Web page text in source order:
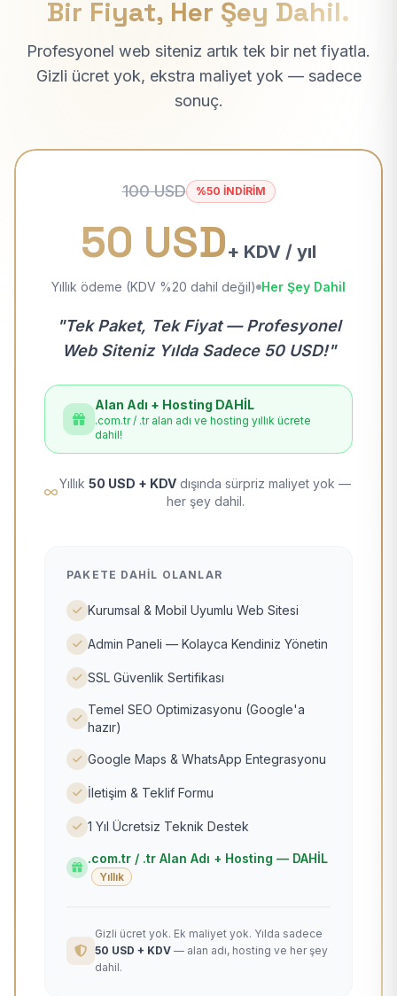
Bir Fiyat, Her Şey Dahil.
Profesyonel web siteniz artık tek bir net fiyatla.
Gizli ücret yok, ekstra maliyet yok — sadece
sonuç.
100 USD %50 İNDİRİM
50 USD+ KDV / yıl
Yıllık ödeme (KDV %20 dahil değil) Her Şey Dahil
"Tek Paket, Tek Fiyat — Profesyonel
Web Siteniz Yılda Sadece 50 USD!"
Alan Adı + Hosting DAHİL
.com.tr / .tr alan adı ve hosting yıllık ücrete
dahil!
Yıllık 50 USD + KDV dışında sürpriz maliyet yok —
her şey dahil.
PAKETE DAHIL OLANLAR
Kurumsal & Mobil Uyumlu Web Sitesi
Admin Paneli — Kolayca Kendiniz Yönetin
SSL Güvenlik Sertifikası
Temel SEO Optimizasyonu (Google'a
hazır)
Google Maps & WhatsApp Entegrasyonu
İletişim & Teklif Formu
1 Yıl Ücretsiz Teknik Destek
.com.tr / .tr Alan Adı + Hosting — DAHİL
Yıllık
Gizli ücret yok. Ek maliyet yok. Yılda sadece
50 USD + KDV — alan adı, hosting ve her şey
dahil.